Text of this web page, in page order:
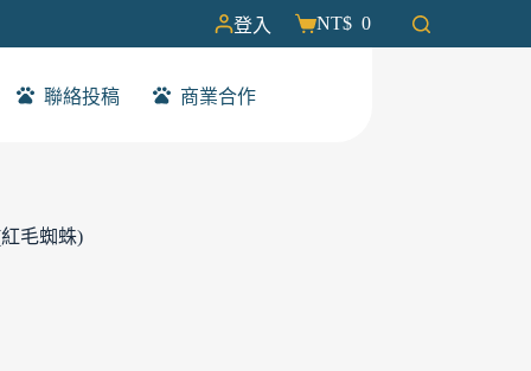
登入 NT$ 0
聯絡投稿 商業合作
毛蜘蛛)